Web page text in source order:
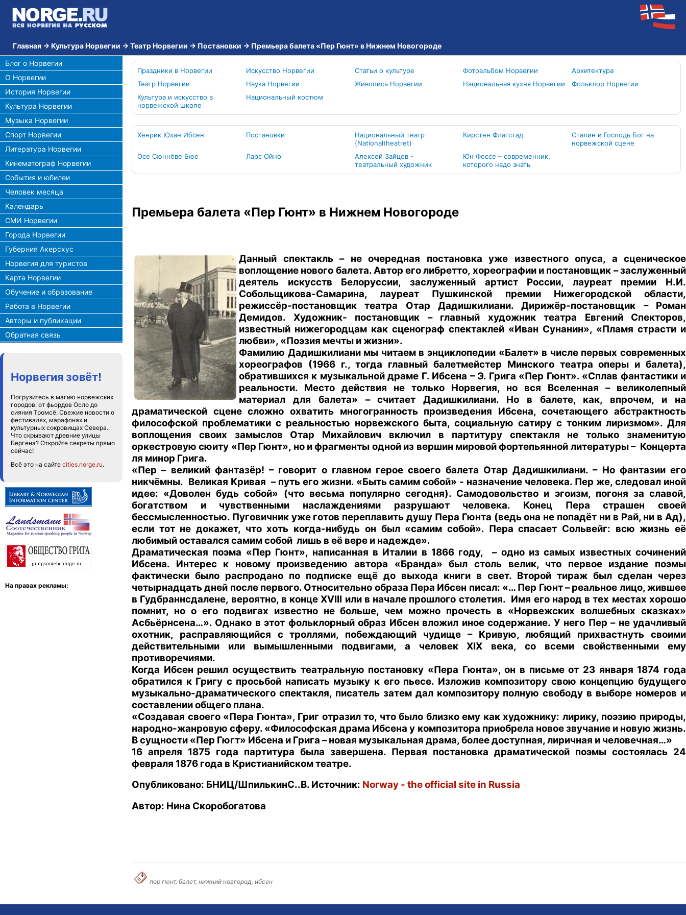
Главная → Культура Норвегии → Театр Норвегии → Постановки → Премьера балета «Пер Гюнт» в Нижнем Новогороде
Блог о Норвегии
О Норвегии
История Норвегии
Культура Норвегии
Музыка Норвегии
Спорт Норвегии
Литература Норвегии
Кинематограф Норвегии
События и юбилеи
Человек месяца
Календарь
СМИ Норвегии
Города Норвегии
Губерния Акерсхус
Норвегия для туристов
Карта Норвегии
Обучение и образование
Работа в Норвегии
Авторы и публикации
Обратная связь
Норвегия зовёт!
Погрузитесь в магию норвежских
городов: от фьордов Осло до
сияния Тромсё. Свежие новости о
фестивалях, марафонах и
культурных сокровищах Севера.
Что скрывают древние улицы
Бергена? Откройте секреты прямо
сейчас!
Всё это на сайте cities.norge.ru.
На правах рекламы:
Праздники в Норвегии Искусство Норвегии Статьи о культуре Фотоальбом Норвегии
Архитектура
Театр Норвегии
Наука Норвегии Живопись Норвегии Национальная кухня Норвегии
Фольклор Норвегии
Культура и искусство в
норвежской школе
Национальный костюм
Хенрик Юхан Ибсен Постановки
Национальный театр
(Nationaltheatret)
Кирстен Флагстад
Сталин и Господь Бог на
норвежской сцене
Осе Сюннёве Бюе
Ларс Ойно
Алексей Зайцов -
театральный художник
Юн Фоссе – современник,
которого надо знать
Премьера балета «Пер Гюнт» в Нижнем Новогороде
Данный спектакль – не очередная постановка уже известного опуса, а сценическое
воплощение нового балета. Автор его либретто, хореографии и постановщик – заслуженный
деятель искусств Белоруссии, заслуженный артист России, лауреат премии Н.И.
Собольщикова-Самарина, лауреат Пушкинской премии Нижегородской области,
режиссёр-постановщик театра Отар Дадишкилиани. Дирижёр-постановщик – Роман
Демидов. Художник- постановщик – главный художник театра Евгений Спекторов,
известный нижегородцам как сценограф спектаклей «Иван Сунанин», «Пламя страсти и
любви», «Поэзия мечты и жизни».
Фамилию Дадишкилиани мы читаем в энциклопедии «Балет» в числе первых современных
хореографов (1966 г., тогда главный балетмейстер Минского театра оперы и балета),
обратившихся к музыкальной драме Г. Ибсена – Э. Грига «Пер Гюнт». «Сплав фантастики и
реальности. Место действия не только Норвегия, но вся Вселенная – великолепный
материал для балета» – считает Дадишкилиани. Но в балете, как, впрочем, и на
драматической сцене сложно охватить многогранность произведения Ибсена, сочетающего абстрактность
философской проблематики с реальностью норвежского быта, социальную сатиру с тонким лиризмом». Для
воплощения своих замыслов Отар Михайлович включил в партитуру спектакля не только знаменитую
оркестровую сюиту «Пер Гюнт», но и фрагменты одной из вершин мировой фортепьянной литературы – Концерта
ля минор Грига.
«Пер – великий фантазёр! – говорит о главном герое своего балета Отар Дадишкилиани. – Но фантазии его
никчёмны. Великая Кривая – путь его жизни. «Быть самим собой» - назначение человека. Пер же, следовал иной
идее: «Доволен будь собой» (что весьма популярно сегодня). Самодовольство и эгоизм, погоня за славой,
богатством и чувственными наслаждениями разрушают человека. Конец Пера страшен своей
бессмысленностью. Пуговичник уже готов переплавить душу Пера Гюнта (ведь она не попадёт ни в Рай, ни в Ад),
если тот не докажет, что хоть когда-нибудь он был «самим собой». Пера спасает Сольвейг: всю жизнь её
любимый оставался самим собой лишь в её вере и надежде».
Драматическая поэма «Пер Гюнт», написанная в Италии в 1866 году, – одно из самых известных сочинений
Ибсена. Интерес к новому произведению автора «Бранда» был столь велик, что первое издание поэмы
фактически было распродано по подписке ещё до выхода книги в свет. Второй тираж был сделан через
четырнадцать дней после первого. Относительно образа Пера Ибсен писал: «… Пер Гюнт – реальное лицо, жившее
в Гудбраннсдалене, вероятно, в конце XVIII или в начале прошлого столетия. Имя его народ в тех местах хорошо
помнит, но о его подвигах известно не больше, чем можно прочесть в «Норвежских волшебных сказках»
Асбьёрнсена…». Однако в этот фольклорный образ Ибсен вложил иное содержание. У него Пер – не удачливый
охотник, расправляющийся с троллями, побеждающий чудище – Кривую, любящий прихвастнуть своими
действительными или вымышленными подвигами, а человек XIX века, со всеми свойственными ему
противоречиями.
Когда Ибсен решил осуществить театральную постановку «Пера Гюнта», он в письме от 23 января 1874 года
обратился к Григу с просьбой написать музыку к его пьесе. Изложив композитору свою концепцию будущего
музыкально-драматического спектакля, писатель затем дал композитору полную свободу в выборе номеров и
составлении общего плана.
«Создавая своего «Пера Гюнта», Григ отразил то, что было близко ему как художнику: лирику, поэзию природы,
народно-жанровую сферу. «Философская драма Ибсена у композитора приобрела новое звучание и новую жизнь.
В сущности «Пер Гюгт» Ибсена и Грига – новая музыкальная драма, более доступная, лиричная и человечная…»
16 апреля 1875 года партитура была завершена. Первая постановка драматической поэмы состоялась 24
февраля 1876 года в Кристианийском театре.
Опубликовано: БНИЦ/ШпилькинС..В. Источник: Norway - the official site in Russia
Автор: Нина Скоробогатова
пер гюнт, балет, нижний новгород, ибсен